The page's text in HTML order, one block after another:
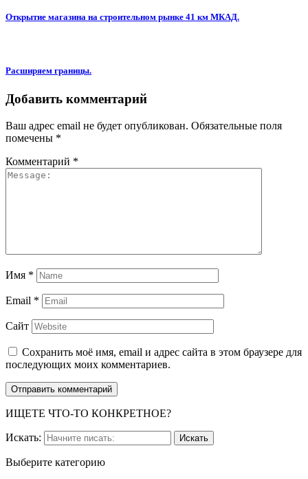
Открытие магазина на строительном рынке 41 км МКАД.
Расширяем границы.
Добавить комментарий
Ваш адрес email не будет опубликован. Обязательные поля
помечены *
Комментарий *
Имя *
Email *
Сайт
Сохранить моё имя, email и адрес сайта в этом браузере для
последующих моих комментариев.
ИЩЕТЕ ЧТО-ТО КОНКРЕТНОЕ?
Искать:
Выберите категорию